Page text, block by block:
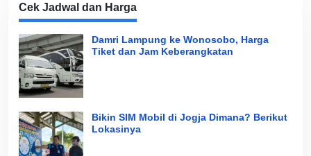
Cek Jadwal dan Harga
Damri Lampung ke Wonosobo, Harga
Tiket dan Jam Keberangkatan
Bikin SIM Mobil di Jogja Dimana? Berikut
Lokasinya